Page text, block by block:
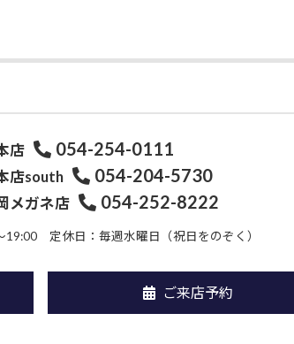
店 054-254-0111
店south 054-204-5730
メガネ店 054-252-8222
19:00 定休日：毎週水曜日（祝日をのぞく）
ご来店予約